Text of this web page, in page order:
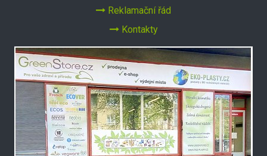
Reklamační řád
Kontakty